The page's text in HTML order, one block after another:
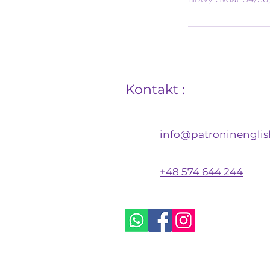
Kontakt :
+48 574 644 244